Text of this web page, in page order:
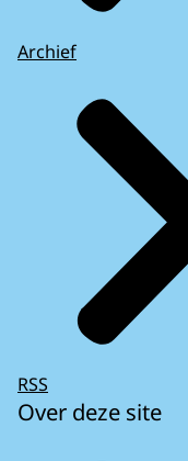
Archief
RSS
Over deze site